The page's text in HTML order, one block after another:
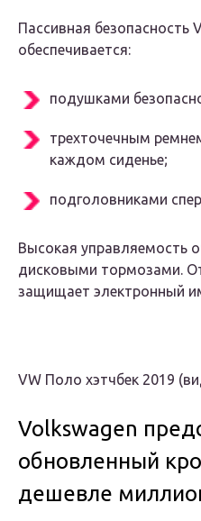
Пассивная безопасность
обеспечивается:
подушками
трехточечным
каждом сиденье;
подголовниками
Высокая управляемость
дисковыми тормозами.
защищает электронный
VW Поло хэтчбек 2019
Volkswagen
обновленный
дешевле